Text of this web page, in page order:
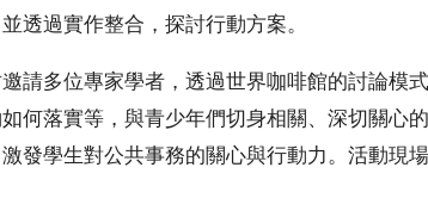
透過實作整合，探討行動方案。
多位專家學者，透過世界咖啡館的討論模
何落實等，與青少年們切身相關、深切關心
發學生對公共事務的關心與行動力。活動現